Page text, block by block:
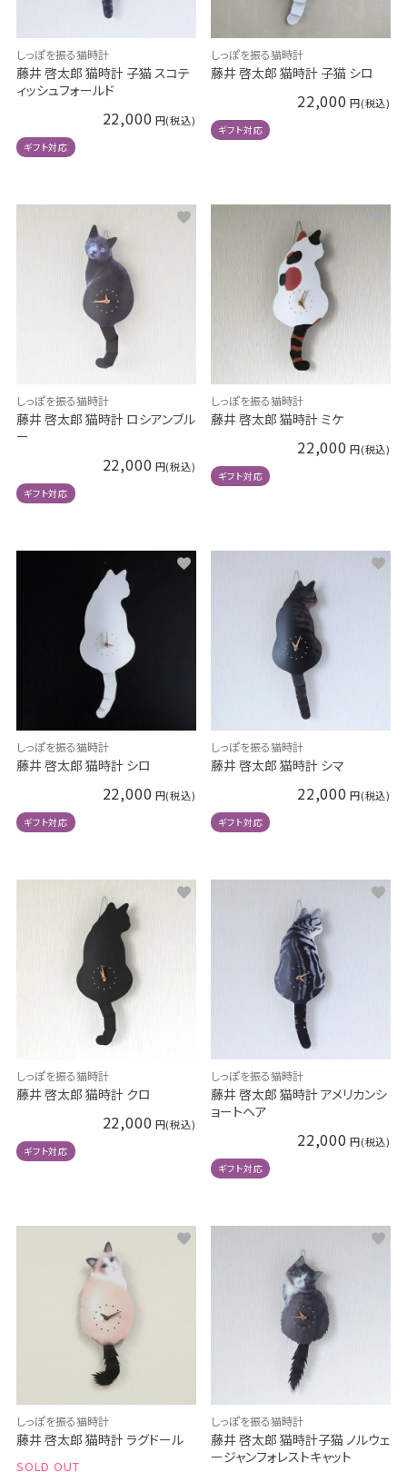
しっぽを振る猫時計
藤井 啓太郎 猫時計 子猫 スコテ
ィッシュフォールド
22,000
ギフト対応
しっぽを振る猫時計
藤井 啓太郎 猫時計 子猫 シロ
22,000
ギフト対応
しっぽを振る猫時計
藤井 啓太郎 猫時計 ロシアンブル
ー
22,000
ギフト対応
しっぽを振る猫時計
藤井 啓太郎 猫時計 ミケ
22,000
ギフト対応
しっぽを振る猫時計
藤井 啓太郎 猫時計 シロ
22,000
ギフト対応
しっぽを振る猫時計
藤井 啓太郎 猫時計 シマ
22,000
ギフト対応
しっぽを振る猫時計
藤井 啓太郎 猫時計 クロ
22,000
ギフト対応
しっぽを振る猫時計
藤井 啓太郎 猫時計 アメリカンシ
ョートヘア
22,000
ギフト対応
しっぽを振る猫時計
藤井 啓太郎 猫時計 ラグドール
SOLD OUT
しっぽを振る猫時計
藤井 啓太郎 猫時計子猫 ノルウェ
ージャンフォレストキャット